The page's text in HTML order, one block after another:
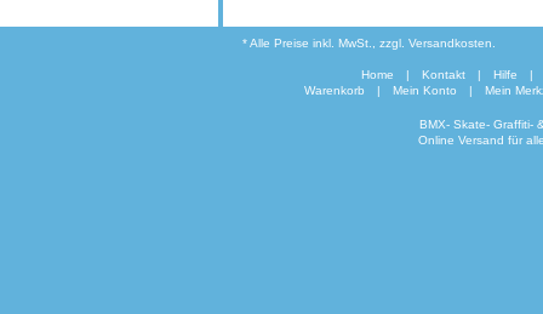
* Alle Preise inkl. MwSt., zzgl. Versandkosten.
Home | Kontakt | Hilfe
|
Warenkorb
| Mein Konto | Mein
BMX- Skate- Graffiti-
Online Versand für